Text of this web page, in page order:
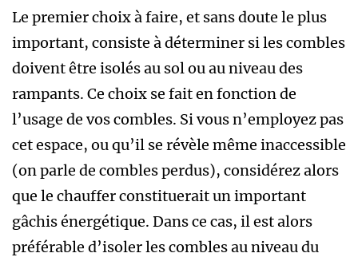
Le premier choix à faire, et sans doute le plus
important, consiste à déterminer si les combles
doivent être isolés au sol ou au niveau des
rampants. Ce choix se fait en fonction de
l’usage de vos combles. Si vous n’employez pas
cet espace, ou qu’il se révèle même inaccessible
(on parle de combles perdus), considérez alors
que le chauffer constituerait un important
gâchis énergétique. Dans ce cas, il est alors
préférable d’isoler les combles au niveau du